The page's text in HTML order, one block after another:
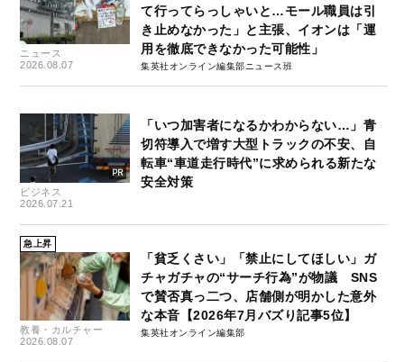
ニュース
2026.08.07
て行ってらっしゃいと…モール職員は引
き止めなかった」と主張、イオンは「運
用を徹底できなかった可能性」
集英社オンライン編集部ニュース班
ビジネス
2026.07.21
「いつ加害者になるかわからない…」青
切符導入で増す大型トラックの不安、自
転車“車道走行時代”に求められる新たな
安全対策
急上昇
教養・カルチャー
2026.08.07
「貧乏くさい」「禁止にしてほしい」ガ
チャガチャの“サーチ行為”が物議 SNS
で賛否真っ二つ、店舗側が明かした意外
な本音【2026年7月バズり記事5位】
集英社オンライン編集部